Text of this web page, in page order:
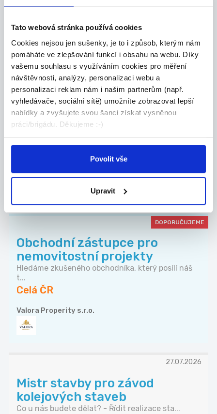
Tato webová stránka používá cookies
Cookies nejsou jen sušenky, je to i způsob, kterým nám
pomáháte ve zlepšování funkcí i obsahu na webu. Díky
vašemu souhlasu s využíváním cookies pro měření
návštěvnosti, analýzy, personalizaci webu a
personalizaci reklam nám i našim partnerům (např.
vyhledávače, sociální sítě) umožníte zobrazovat lepší
nabídky a zvyšujete svou šanci získat vysněnou
práci/brigádu. Děkujeme :-)
Povolit vše
Upravit
Žďár nad Sázavou
FM Cleaning s.r.o.
Doučujte s námi až za 350 Kč
/ 45 min
Doučujte to, co vám jde. V čase, který vám
vyhov...
Žďár nad Sázavou
DALŠÍ NABÍDKY ZCELÉ ČR
DOPORUČUJEME
Obchodní zástupce pro
nemovitostní projekty
Hledáme zkušeného obchodníka, který posílí náš
t...
Celá ČR
Valora Properity s.r.o.
27.07.2026
Mistr stavby pro závod
kolejových staveb
Co u nás budete dělat? - Řídit realizace sta...